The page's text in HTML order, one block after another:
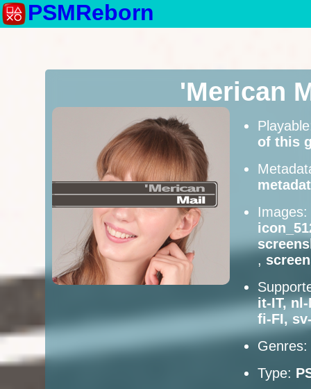
PSMReborn
'Merican
of this
Images:
,
it-IT, nl-
fi-FI,
Genres:
Type: